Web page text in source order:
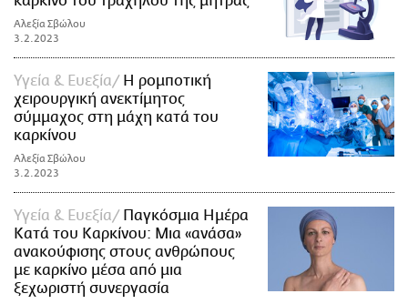
Αλεξία Σβώλου
3.2.2023
Υγεία & Ευεξία
H ρομποτική
χειρουργική ανεκτίμητος
σύμμαχος στη μάχη κατά του
καρκίνου
Αλεξία Σβώλου
3.2.2023
Υγεία & Ευεξία
Παγκόσμια Ημέρα
Κατά του Καρκίνου: Μια «ανάσα»
ανακούφισης στους ανθρώπους
με καρκίνο μέσα από μια
ξεχωριστή συνεργασία